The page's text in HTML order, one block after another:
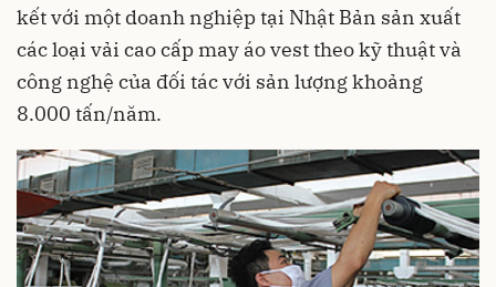
kết với một doanh nghiệp tại Nhật Bản sản xuất
các loại vải cao cấp may áo vest theo kỹ thuật và
công nghệ của đối tác với sản lượng khoảng
8.000 tấn/năm.